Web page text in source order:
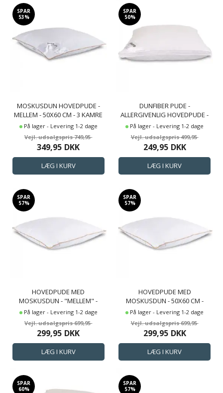
SPAR
53%
MOSKUSDUN HOVEDPUDE -
MELLEM - 50X60 CM - 3 KAMRE
HOVEDPUDE - BORG LIVING
På lager - Levering 1-2 dage
749,95
349,95 DKK
SPAR
50%
DUNFIBER PUDE -
ALLERGIVENLIG HOVEDPUDE -
50X60 CM - MELLEM - ZEN
På lager - Levering 1-2 dage
499,95
249,95 DKK
SPAR
57%
HOVEDPUDE MED
MOSKUSDUN - "MELLEM" -
50X60CM - 3 KAMRE PUDE -
På lager - Levering 1-2 dage
699,95
299,95 DKK
SPAR
57%
HOVEDPUDE MED
MOSKUSDUN - 50X60 CM -
MELLEM PUDE - ÅRSPUDEN
På lager - Levering 1-2 dage
699,95
299,95 DKK
SPAR
60%
SPAR
57%